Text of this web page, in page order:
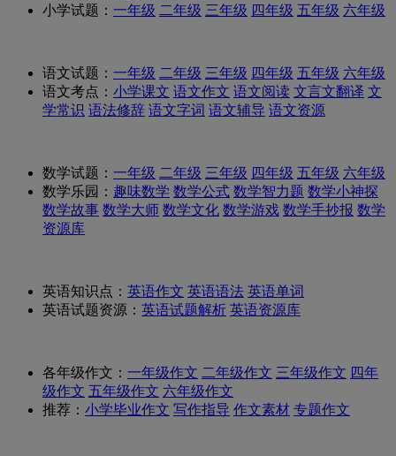
小学试题： 一年级 二年级 三年级 四年级 五年级 六年级
语文试题： 一年级 二年级 三年级 四年级 五年级 六年级
语文考点： 小学课文 语文作文 语文阅读 文言文翻译 文
学常识 语法修辞 语文字词 语文辅导 语文资源
数学试题： 一年级 二年级 三年级 四年级 五年级 六年级
数学乐园： 趣味数学 数学公式 数学智力题 数学小神探
数学故事 数学大师 数学文化 数学游戏 数学手抄报 数学
资源库
英语知识点： 英语作文 英语语法 英语单词
英语试题资源： 英语试题解析 英语资源库
各年级作文： 一年级作文 二年级作文 三年级作文 四年
级作文 五年级作文 六年级作文
推荐： 小学毕业作文 写作指导 作文素材 专题作文